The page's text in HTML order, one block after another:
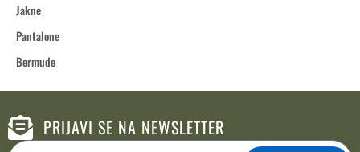
Jakne
Pantalone
Bermude
PRIJAVI SE NA NEWSLETTER